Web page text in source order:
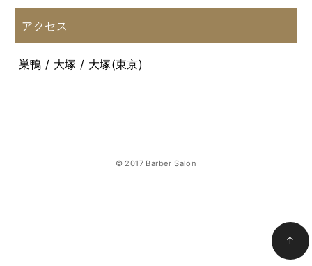
アクセス
巣鴨 / 大塚 / 大塚(東京)
© 2017 Barber Salon
↑